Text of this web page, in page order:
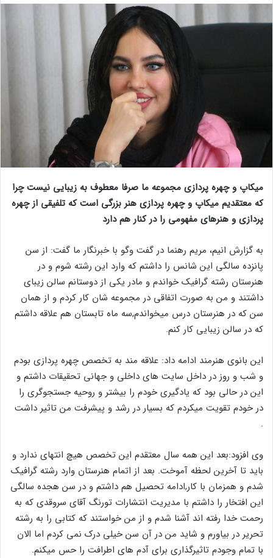
میکاپ و چهره پردازی مجموعه ما صرفا معطوف به زیبایی نیست چرا
که معتقدیم میکاپ و چهره پردازی هنر بزرگی است که تلفیقی از چهره
پردازی و هنرهای مفهومی را در کنار هم دارد
به گزارش انیم، مریم رهنما در گفت وگو با خبرنگار ما گفت: از سن
پانزده سالگی این شانس را داشتم که وارد این رشته شوم و در
هنرستان رشته گرافیک خواندم و مادر یکی از دوستانم سالن زیبای
داشتند و من به صورت اتفاقی در مجموعه شان کار کردم و از همان
سن که در هنرستان درس میخواندم,سه ماه تابستان هم علاقه داشتم
که در سالن زیبایی کار کنم.
این بانوی هنرمند ادامه داد: علاقه مند به تخصص چهره پردازی بودم
و شب و روز در داخل سایت های داخلی و جهانی تحقیقات داشتم و
این در حالی بود که یادگیری خودم را بیشتر و روحیه جستجوگری را
در خودم تقویت میکردم که بسیار در رشد و پیشرفت من تاثیر داشت
.
وی افزود:بعد این همه سال معتقدم این تخصص هیچ انتهای ندارد و
باید تا آخرین لحظه آموخت. بعد از اتمام هنرستان وارد رشته گرافیک
شدم و همزمان با کار,ادامه تحصیل هم داشتم و در سن هجده سالگی
این افتخار را داشتم با مدیریت انتشارات تورنگ آقای سروقدی که به
رحمت خدا رفته اند آشنا شدم و از من خواستند که کتابی را به رشته
تحریر در بیاورم و شاید من در آن سن خیلی درک نمی کردم اما الان
با تمام وجودم تاثیرگذاری برای آدم های اطرافت را حس میکنم.